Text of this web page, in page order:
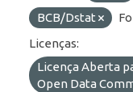
BCB/Dstat
Licenças:
Licença Aberta
Open Data